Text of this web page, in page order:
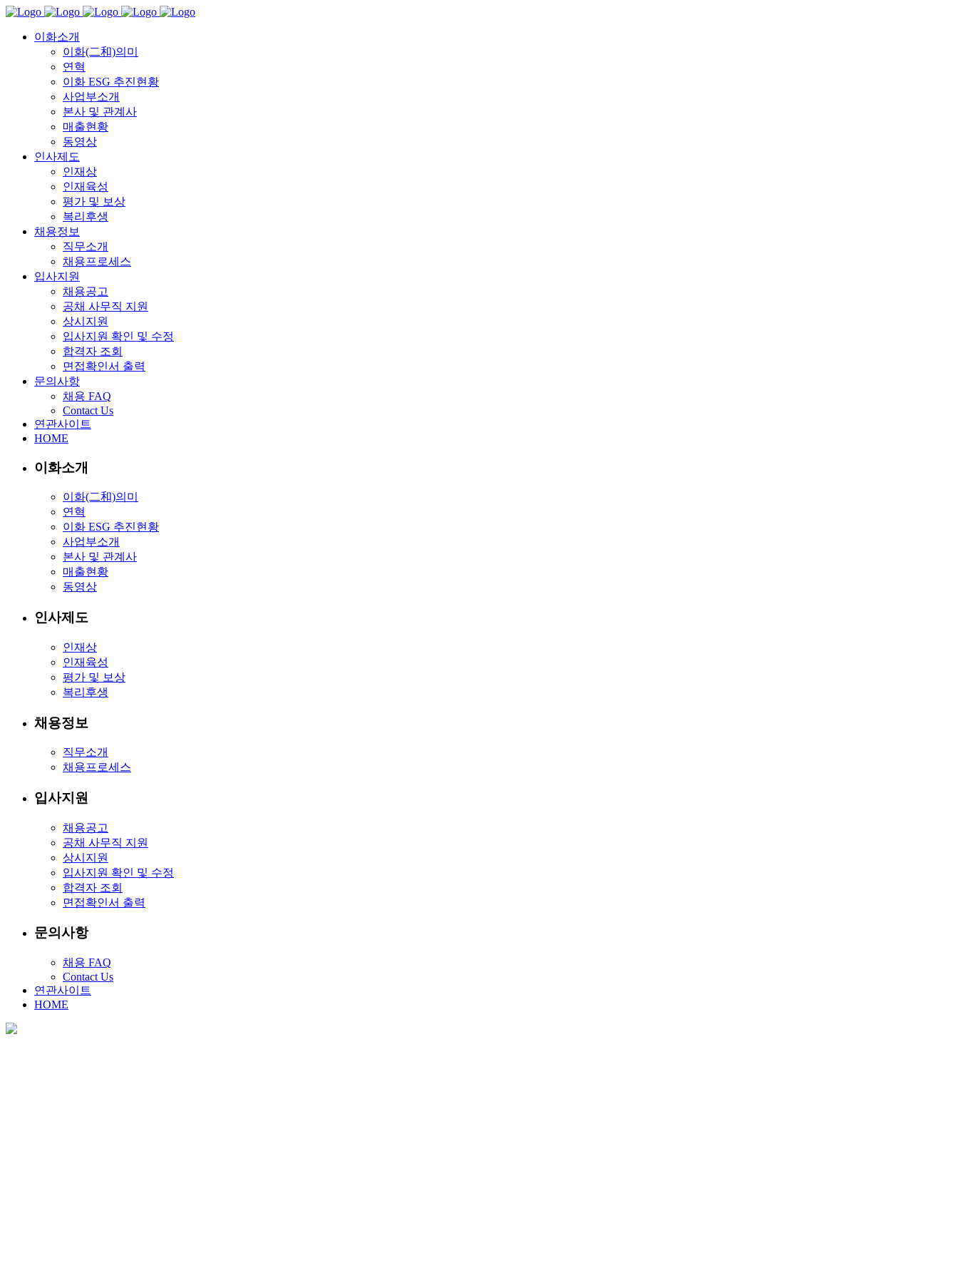
이화소개
이화(二和)의미
연혁
이화 ESG 추진현황
사업부소개
본사 및 관계사
매출현황
동영상
인사제도
인재상
인재육성
평가 및 보상
복리후생
채용정보
직무소개
채용프로세스
입사지원
채용공고
공채 사무직 지원
상시지원
입사지원 확인 및 수정
합격자 조회
면접확인서 출력
문의사항
채용 FAQ
Contact Us
연관사이트
HOME
이화소개
이화(二和)의미
연혁
이화 ESG 추진현황
사업부소개
본사 및 관계사
매출현황
동영상
인사제도
인재상
인재육성
평가 및 보상
복리후생
채용정보
직무소개
채용프로세스
입사지원
채용공고
공채 사무직 지원
상시지원
입사지원 확인 및 수정
합격자 조회
면접확인서 출력
문의사항
채용 FAQ
Contact Us
연관사이트
HOME